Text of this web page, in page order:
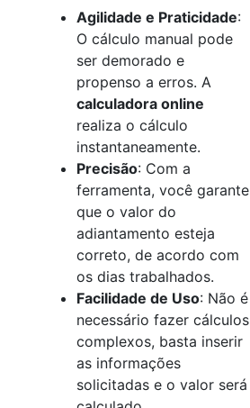
Agilidade e Praticidade:
O cálculo manual pode
ser demorado e
propenso a erros. A
calculadora online
realiza o cálculo
instantaneamente.
Precisão: Com a
ferramenta, você garante
que o valor do
adiantamento esteja
correto, de acordo com
os dias trabalhados.
Facilidade de Uso: Não é
necessário fazer cálculos
complexos, basta inserir
as informações
solicitadas e o valor será